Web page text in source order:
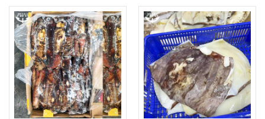
ジング：IQF 40％（カス
タマイズ可能） 包装：
1kg/バッグ,10kg /織りバ
ッグ（カスタマイズ可能）
販売モデル：卸売/輸出
min .注文：20フィートコ
ンテナ/40フィートコンテ
ナ 支払い：TT/С確認され
た取消不能のLCを一目で
発送：入金確認後20日以
続きを読む
グレージング：BQF 40％
（カスタマイズ可能） 包
装：1kg/バッグ,10kg /織
りバッグ（カスタマイズ可
能） 販売モデル：卸売/輸
出 min .注文：20フィート
コンテナ/40フィートコン
テナ 支払い：TT/С確認さ
れた取消不能のLCを一目
で 発送：入金確認後20日
続きを読む